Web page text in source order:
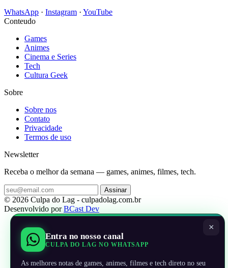
WhatsApp · Instagram · YouTube
Conteudo
Games
Animes
Cinema e Series
Tech
Cultura Geek
Sobre
Sobre nos
Contato
Privacidade
Termos de uso
Newsletter
Receba o melhor da semana — games, animes, filmes, tech.
Assinar
© 2026 Culpa do Lag - culpadolag.com.br
Desenvolvido porBCast Dev
×
Entra no nosso canal
CULPA DO LAG NO WHATSAPP
As melhores notas de games, animes, filmes e tech direto no seu